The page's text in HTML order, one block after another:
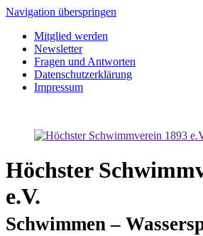
Navigation überspringen
Mitglied werden
Newsletter
Fragen und Antworten
Datenschutzerklärung
Impressum
Höchster
e.V.
Schwimmen –